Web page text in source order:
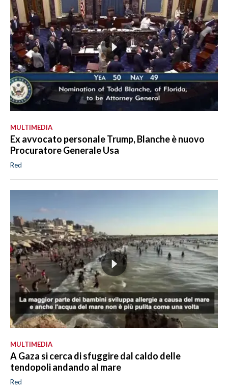
MULTIMEDIA
Ex avvocato personale Trump, Blanche è nuovo
Procuratore Generale Usa
Red
MULTIMEDIA
A Gaza si cerca di sfuggire dal caldo delle
tendopoli andando al mare
Red